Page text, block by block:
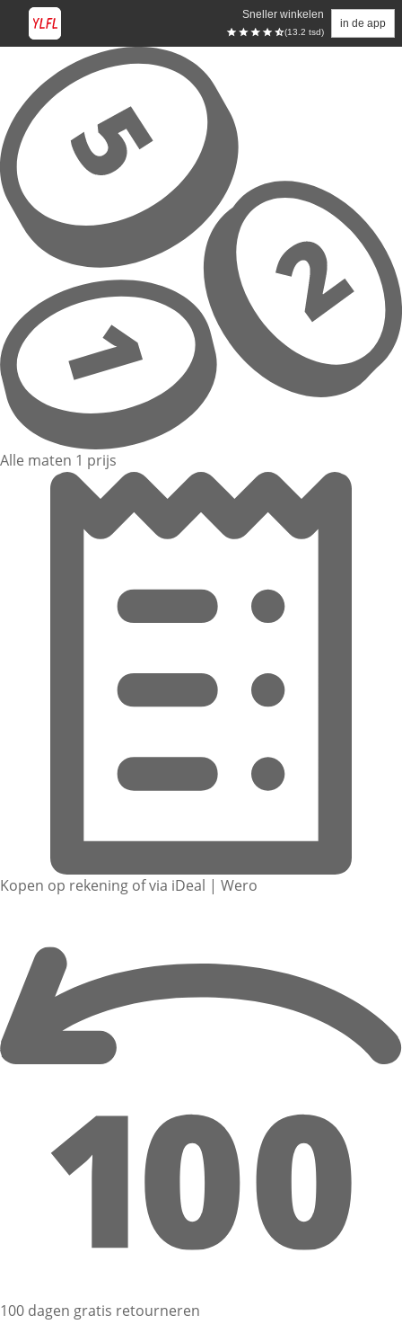
Sneller winkelen
(13.2 tsd)
in de app
Overslaan naar hoofdinhoud
Alle maten 1 prijs
Kopen op rekening of via iDeal | Wero
100 dagen gratis retourneren